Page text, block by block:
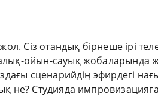
Сіз отандық бірнеше ірі
ойын-сауық жобаларында
сценарийдің эфирдегі
не? Студияда